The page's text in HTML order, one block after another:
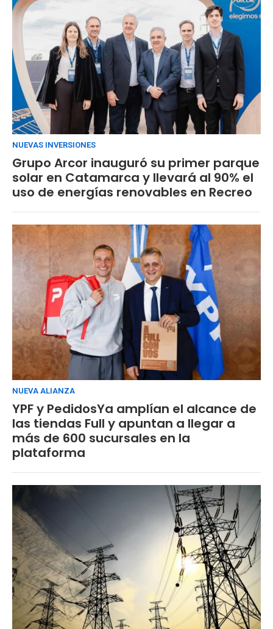
NUEVAS INVERSIONES
Grupo Arcor inauguró su primer parque
solar en Catamarca y llevará al 90% el
uso de energías renovables en Recreo
NUEVA ALIANZA
YPF y PedidosYa amplían el alcance de
las tiendas Full y apuntan a llegar a
más de 600 sucursales en la
plataforma